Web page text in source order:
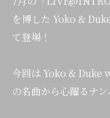
を博した Yoko &
て登場！
今回は Yoko & Duke
の名曲から心躍るナ